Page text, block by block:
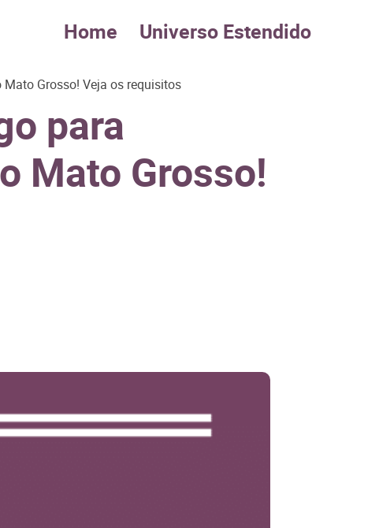
Home Universo Estendido
Grosso! Veja os requisitos
para
Mato Grosso!